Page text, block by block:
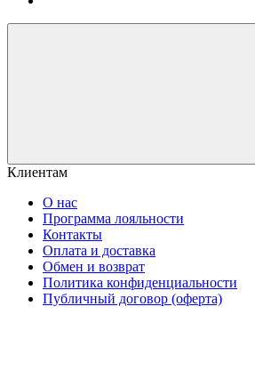
Клиентам
О нас
Программа лояльности
Контакты
Оплата и доставка
Обмен и возврат
Политика конфиденциальности
Публичный договор (оферта)